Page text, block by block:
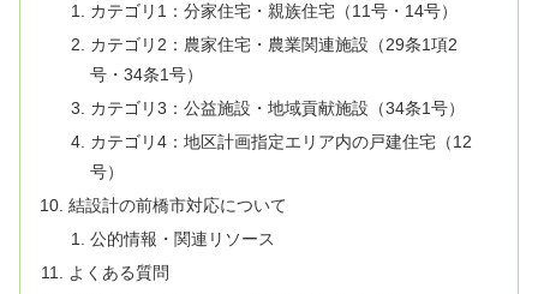
カテゴリ1：分家住宅・親族住宅（11号・14号）
カテゴリ2：農家住宅・農業関連施設（29条1項2
号・34条1号）
カテゴリ3：公益施設・地域貢献施設（34条1号）
カテゴリ4：地区計画指定エリア内の戸建住宅（12
号）
結設計の前橋市対応について
公的情報・関連リソース
よくある質問